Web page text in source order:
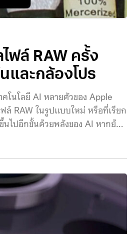
ฟล์ RAW ครั้ง
และกล้องโปร
โนโลยี AI หลายตัวของ Apple
ล์ RAW ในรูปแบบใหม่ หรือที่เรียก
นไปอีกขั้นด้วยพลังของ AI หากย้อน